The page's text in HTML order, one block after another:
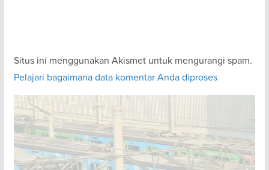
Situs ini menggunakan Akismet untuk mengurangi spam.
Pelajari bagaimana data komentar Anda diproses